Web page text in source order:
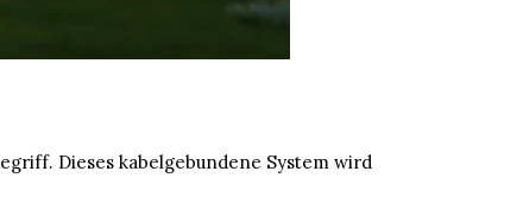
Dieses kabelgebundene System wird